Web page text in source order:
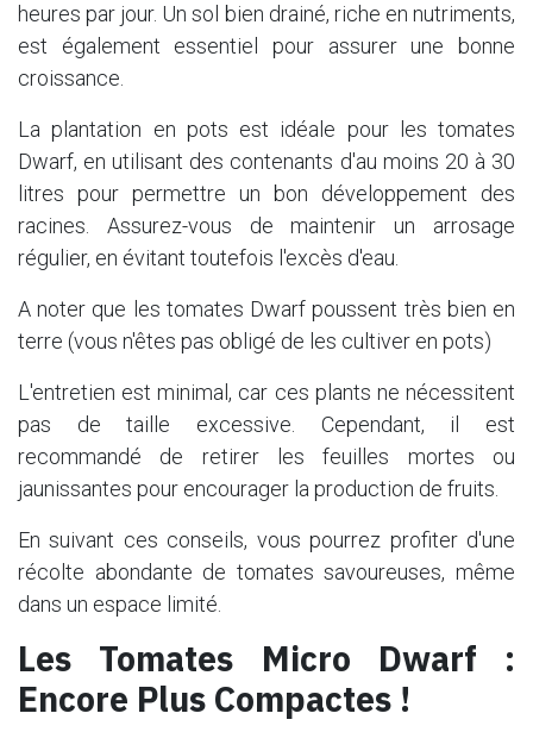
heures par jour. Un sol bien drainé, riche en nutriments,
est également essentiel pour assurer une bonne
croissance.
La plantation en pots est idéale pour les tomates
Dwarf, en utilisant des contenants d'au moins 20 à 30
litres pour permettre un bon développement des
racines. Assurez-vous de maintenir un arrosage
régulier, en évitant toutefois l'excès d'eau.
A noter que les tomates Dwarf poussent très bien en
terre (vous n'êtes pas obligé de les cultiver en pots)
L'entretien est minimal, car ces plants ne nécessitent
pas de taille excessive. Cependant, il est
recommandé de retirer les feuilles mortes ou
jaunissantes pour encourager la production de fruits.
En suivant ces conseils, vous pourrez profiter d'une
récolte abondante de tomates savoureuses, même
dans un espace limité.
Les Tomates Micro Dwarf :
Encore Plus Compactes !